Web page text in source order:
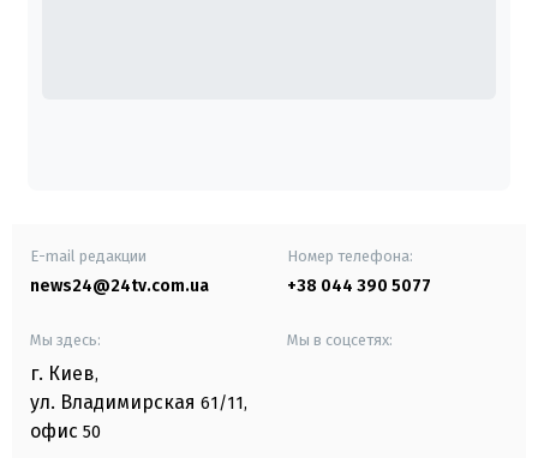
E-mail редакции
news24@24tv.com.ua
Номер телефона:
+38 044 390 5077
Мы здесь:
г. Киев,
ул. Владимирская 61/11,
офис 50
Мы в соцсетях: